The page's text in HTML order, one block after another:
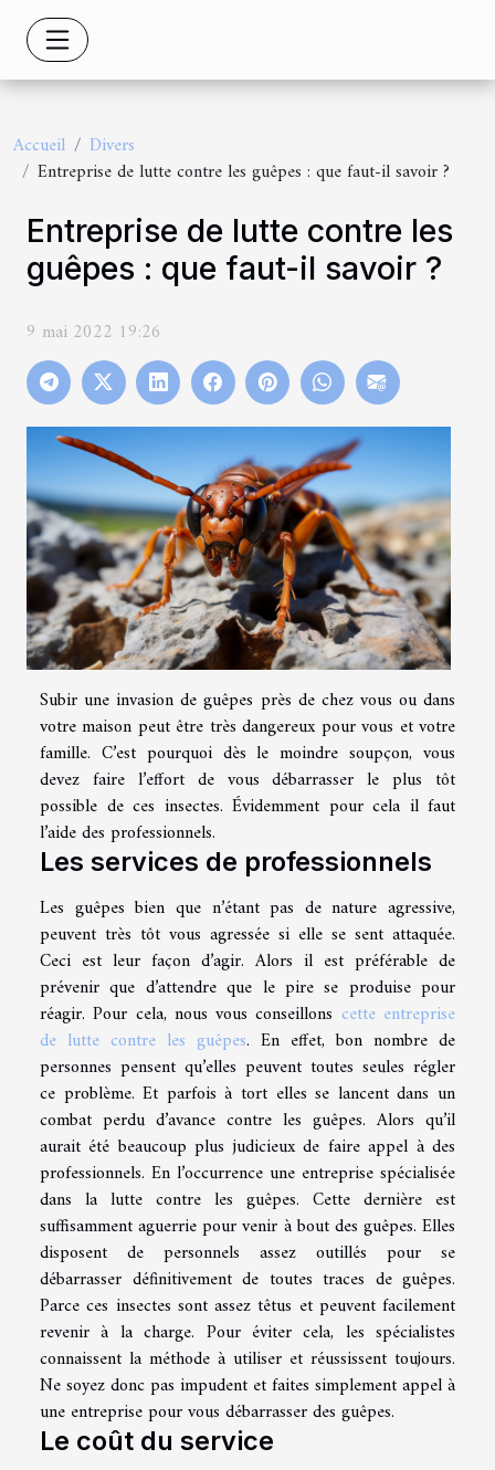
Accueil
Divers
Entreprise de lutte contre les guêpes : que faut-il savoir ?
Entreprise de lutte contre les
guêpes : que faut-il savoir ?
9 mai 2022 19:26
Subir une invasion de guêpes près de chez vous ou dans
votre maison peut être très dangereux pour vous et votre
famille. C’est pourquoi dès le moindre soupçon, vous
devez faire l’effort de vous débarrasser le plus tôt
possible de ces insectes. Évidemment pour cela il faut
l’aide des professionnels.
Les services de professionnels
Les guêpes bien que n’étant pas de nature agressive,
peuvent très tôt vous agressée si elle se sent attaquée.
Ceci est leur façon d’agir. Alors il est préférable de
prévenir que d’attendre que le pire se produise pour
réagir. Pour cela, nous vous conseillons cette entreprise
de lutte contre les guêpes. En effet, bon nombre de
personnes pensent qu’elles peuvent toutes seules régler
ce problème. Et parfois à tort elles se lancent dans un
combat perdu d’avance contre les guêpes. Alors qu’il
aurait été beaucoup plus judicieux de faire appel à des
professionnels. En l’occurrence une entreprise spécialisée
dans la lutte contre les guêpes. Cette dernière est
suffisamment aguerrie pour venir à bout des guêpes. Elles
disposent de personnels assez outillés pour se
débarrasser définitivement de toutes traces de guêpes.
Parce ces insectes sont assez têtus et peuvent facilement
revenir à la charge. Pour éviter cela, les spécialistes
connaissent la méthode à utiliser et réussissent toujours.
Ne soyez donc pas impudent et faites simplement appel à
une entreprise pour vous débarrasser des guêpes.
Le coût du service